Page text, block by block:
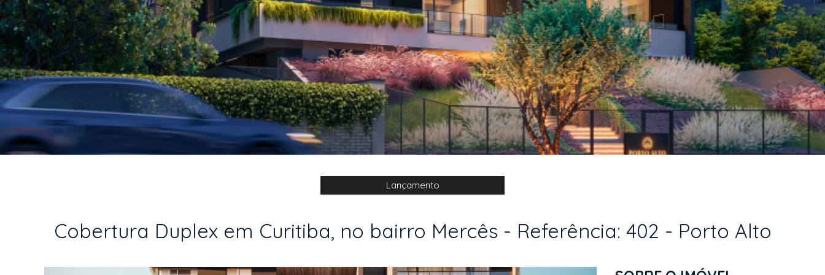
Lançamento
Cobertura Duplex em Curitiba, no bairro Mercês - Referência: 402 - Porto Alto